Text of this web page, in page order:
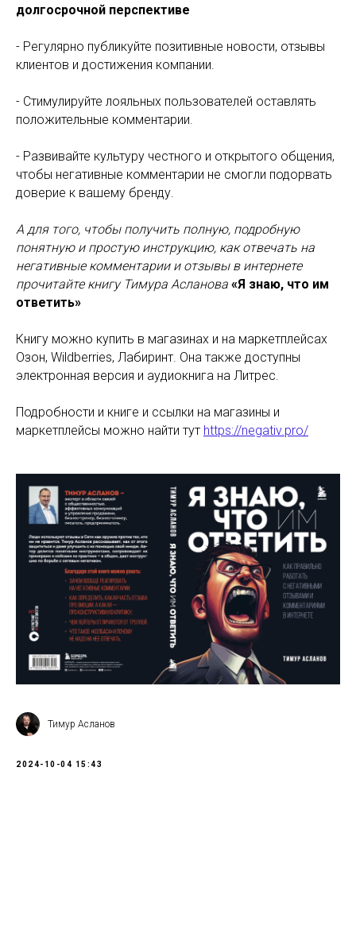
долгосрочной перспективе
- Регулярно публикуйте позитивные новости, отзывы
клиентов и достижения компании.
- Стимулируйте лояльных пользователей оставлять
положительные комментарии.
- Развивайте культуру честного и открытого общения,
чтобы негативные комментарии не смогли подорвать
доверие к вашему бренду.
А для того, чтобы получить полную, подробную
понятную и простую инструкцию, как отвечать на
негативные комментарии и отзывы в интернете
прочитайте книгу Тимура Асланова «Я знаю, что им
ответить»
Книгу можно купить в магазинах и на маркетплейсах
Озон, Wildberries, Лабиринт. Она также доступны
электронная версия и аудиокнига на Литрес.
Подробности и книге и ссылки на магазины и
маркетплейсы можно найти тут https://negativ.pro/
Тимур Асланов
2024-10-04 15:43
Тимур
Асланов